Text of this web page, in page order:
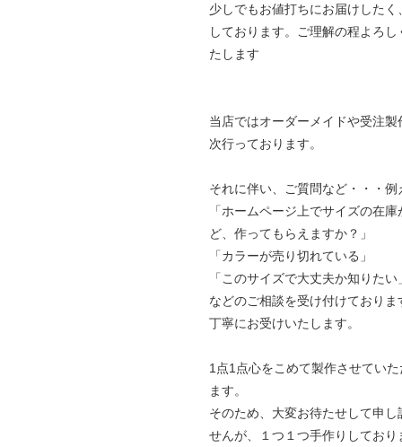
少しでもお値打ちにお届けしたく
しております。ご理解の程よろし
たします
当店ではオーダーメイドや受注製
次行っております。
それに伴い、ご質問など・・・例
「ホームページ上でサイズの在
ど、作ってもらえますか？」
「カラーが売り切れている」
「このサイズで大丈夫か知りたい
などのご相談を受け付けておりま
丁寧にお受けいたします。
1点1点心をこめて製作させてい
ます。
そのため、大変お待たせして申し
せんが、１つ１つ手作りしており